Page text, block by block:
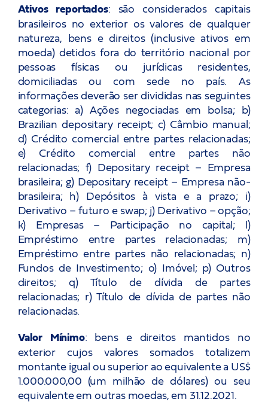
Ativos reportados: são considerados capitais
brasileiros no exterior os valores de qualquer
natureza, bens e direitos (inclusive ativos em
moeda) detidos fora do território nacional por
pessoas físicas ou jurídicas residentes,
domiciliadas ou com sede no país. As
informações deverão ser divididas nas seguintes
categorias: a) Ações negociadas em bolsa; b)
Brazilian depositary receipt; c) Câmbio manual;
d) Crédito comercial entre partes relacionadas;
e) Crédito comercial entre partes não
relacionadas; f) Depositary receipt – Empresa
brasileira; g) Depositary receipt – Empresa não-
brasileira; h) Depósitos à vista e a prazo; i)
Derivativo – futuro e swap; j) Derivativo – opção;
k) Empresas – Participação no capital; l)
Empréstimo entre partes relacionadas; m)
Empréstimo entre partes não relacionadas; n)
Fundos de Investimento; o) Imóvel; p) Outros
direitos; q) Título de dívida de partes
relacionadas; r) Título de dívida de partes não
relacionadas.
Valor Mínimo: bens e direitos mantidos no
exterior cujos valores somados totalizem
montante igual ou superior ao equivalente a US$
1.000.000,00 (um milhão de dólares) ou seu
equivalente em outras moedas, em 31.12.2021.